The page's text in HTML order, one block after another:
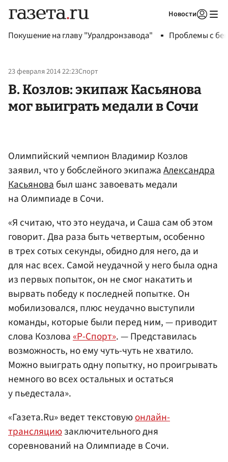
Новости
Покушение на главу "Уралдронзавода" Проблемы с
23 февраля 2014 22:23Спорт
В. Козлов: экипаж Касьянова
мог выиграть медали в Сочи
Олимпийский чемпион Владимир Козлов
заявил, что у бобслейного экипажаАлександра
Касьяновабыл шанс завоевать медали
на Олимпиаде в Сочи.
«Я считаю, что это неудача, и Саша сам об этом
говорит. Два раза быть четвертым, особенно
в трех сотых секунды, обидно для него, да и
для нас всех. Самой неудачной у него была одна
из первых попыток, он не смог накатить и
вырвать победу к последней попытке. Он
мобилизовался, плюс неудачно выступили
команды, которые были перед ним, — приводит
слова Козлова«Р-Спорт». — Представилась
возможность, но ему чуть-чуть не хватило.
Можно выиграть одну попытку, но проигрывать
немного во всех остальных и остаться
у пьедестала».
«Газета.Ru» ведет текстовуюонлайн-
трансляциюзаключительного дня
соревнований на Олимпиаде в Сочи.